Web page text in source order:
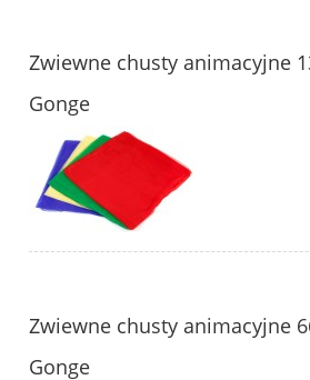
Zwiewne chusty animacyjne
Gonge
Zwiewne chusty animacyjne
Gonge